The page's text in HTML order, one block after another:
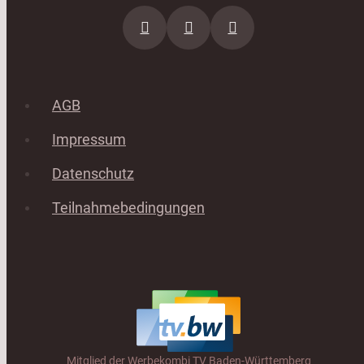
AGB
Impressum
Datenschutz
Teilnahmebedingungen
Mitglied der Werbekombi TV Baden-Württemberg